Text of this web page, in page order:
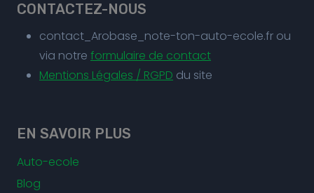
CONTACTEZ-NOUS
contact_Arobase_note-ton-auto-ecole.fr ou
via notre formulaire de contact
Mentions Légales / RGPD du site
EN SAVOIR PLUS
Auto-ecole
Blog